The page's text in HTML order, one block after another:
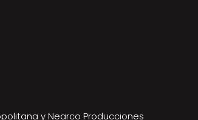
y Nearco Producciones